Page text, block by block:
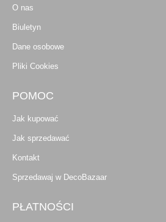
O nas
Biuletyn
Dane osobowe
Pliki Cookies
POMOC
Jak kupować
Jak sprzedawać
Kontakt
Sprzedawaj w DecoBazaar
PŁATNOŚCI